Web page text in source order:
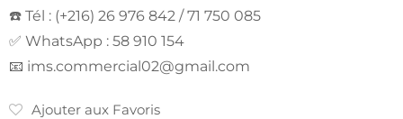
☎️ Tél : (+216) 26 976 842 / 71 750 085
✅ WhatsApp : 58 910 154
📧 ims.commercial02@gmail.com
Ajouter aux Favoris